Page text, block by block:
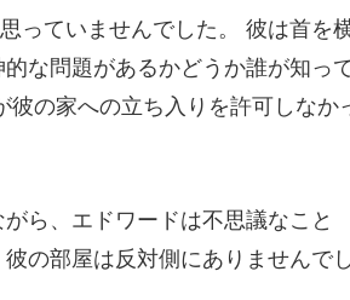
な問題があるかどうか誰が知っ
エドワードは不思議なこと